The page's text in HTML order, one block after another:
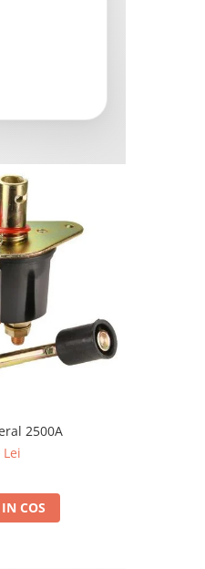
Contact general 2500A
Lei
COS